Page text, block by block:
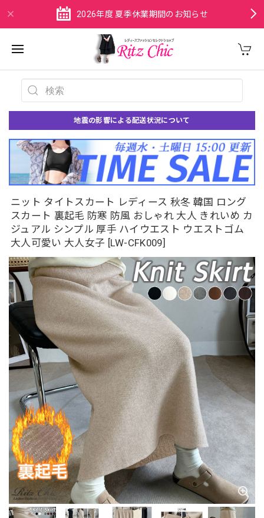
2026年度 夏季休業期間のお知らせ
地震の影響による配送状況について
ニット タイトスカート レディース 秋冬 韓国 ロング
スカート 裏起毛 防寒 防風 おしゃれ 大人 きれいめ カ
ジュアル シンプル 厚手 ハイウエスト ウエストゴム
大人可愛い 大人女子 [LW-CFK009]